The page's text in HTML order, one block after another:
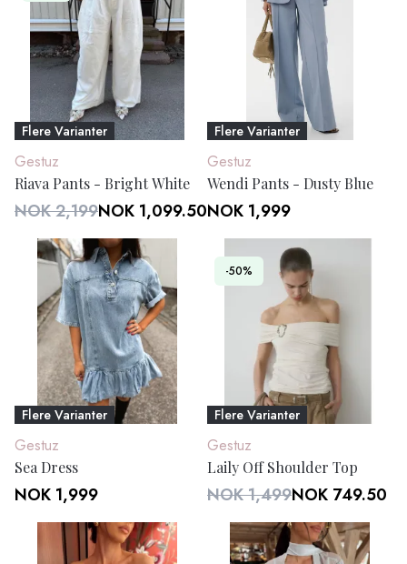
Flere Varianter
Gestuz
Riava Pants - Bright White
NOK 2,199NOK 1,099.50
Flere Varianter
Gestuz
Wendi Pants - Dusty Blue
NOK 1,999
Flere Varianter
Gestuz
Sea Dress
NOK 1,999
-50%
Flere Varianter
Gestuz
Laily Off Shoulder Top
NOK 1,499NOK 749.50